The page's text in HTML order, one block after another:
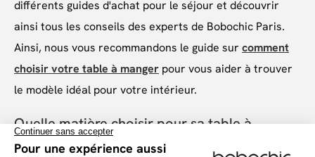
différents guides d'achat pour le séjour et découvrir
ainsi tous les conseils des experts de Bobochic Paris.
Ainsi, nous vous recommandons le guide sur comment
choisir votre table à manger pour vous aider à trouver
le modèle idéal pour votre intérieur.
Quelle matière choisir pour sa table à
manger ?